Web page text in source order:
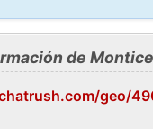
de
geo/